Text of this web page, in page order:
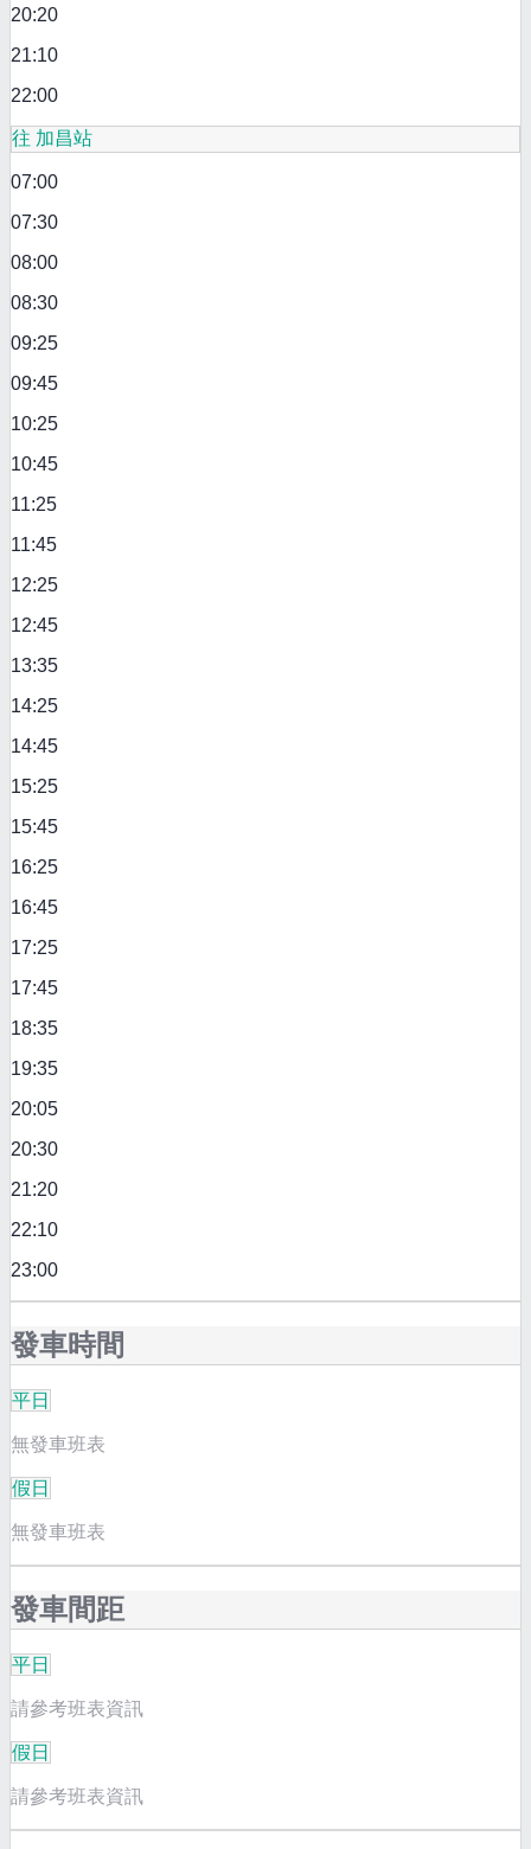
20:20
21:10
22:00
往 加昌站
07:00
07:30
08:00
08:30
09:25
09:45
10:25
10:45
11:25
11:45
12:25
12:45
13:35
14:25
14:45
15:25
15:45
16:25
16:45
17:25
17:45
18:35
19:35
20:05
20:30
21:20
22:10
23:00
發車時間
平日
無發車班表
假日
無發車班表
發車間距
平日
請參考班表資訊
假日
請參考班表資訊